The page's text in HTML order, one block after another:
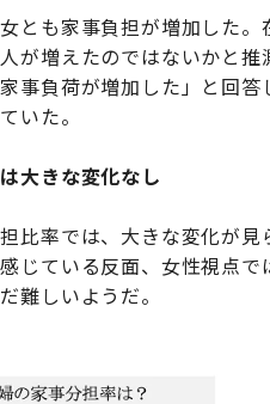
とも家事負担が増加した
が増えたのではないかと
事負荷が増加した」と回
いた。
大きな変化なし
比率では、大きな変化が
じている反面、女性視点
難しいようだ。